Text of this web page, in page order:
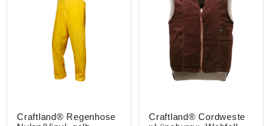
Buchholz/Nordheide,
DE, info@feldtmann.de
Craftland® Regenhose
Craftland® Cordweste